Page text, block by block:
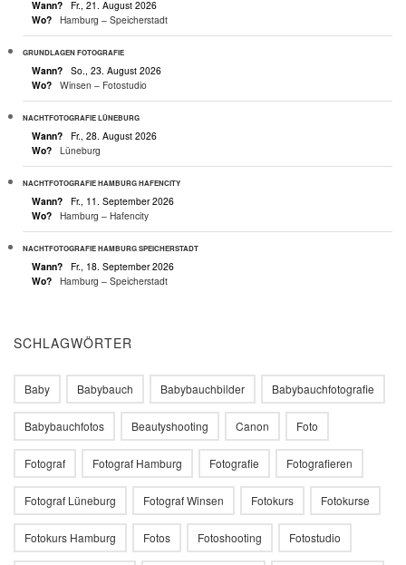
Wann?
Fr., 21. August 2026
Wo?
Hamburg – Speicherstadt
GRUNDLAGEN FOTOGRAFIE
Wann?
So., 23. August 2026
Wo?
Winsen – Fotostudio
NACHTFOTOGRAFIE LÜNEBURG
Wann?
Fr., 28. August 2026
Wo?
Lüneburg
NACHTFOTOGRAFIE HAMBURG HAFENCITY
Wann?
Fr., 11. September 2026
Wo?
Hamburg – Hafencity
NACHTFOTOGRAFIE HAMBURG SPEICHERSTADT
Wann?
Fr., 18. September 2026
Wo?
Hamburg – Speicherstadt
SCHLAGWÖRTER
Baby Babybauch Babybauchbilder Babybauchfotografie
Babybauchfotos Beautyshooting Canon Foto
Fotograf Fotograf Hamburg Fotografie Fotografieren
Fotograf Lüneburg Fotograf Winsen Fotokurs Fotokurse
Fotokurs Hamburg Fotos Fotoshooting Fotostudio